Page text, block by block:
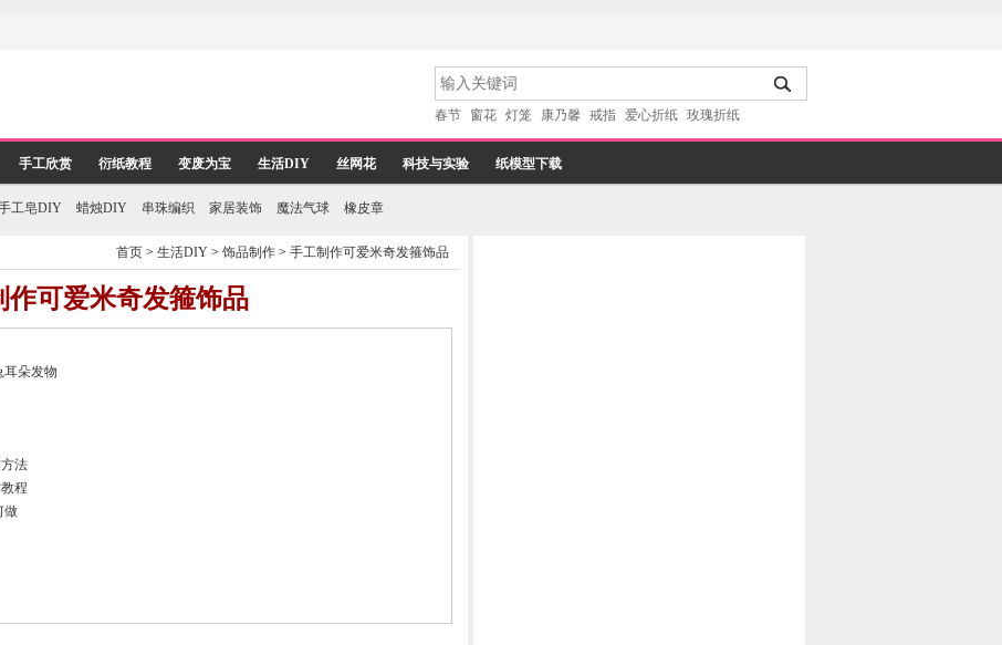
春节 窗花 灯笼 康乃馨 戒指 爱心折纸 玫瑰折纸
手工欣赏 衍纸教程 变废为宝 生活DIY 丝网花 科技与实验 纸模型下载
工皂DIY 蜡烛DIY 串珠编织 家居装饰 魔法气球 橡皮章
首页 >生活DIY >饰品制作 >手工制作可爱米奇发箍饰品
作可爱米奇发箍饰品
耳朵发物
法
程
做